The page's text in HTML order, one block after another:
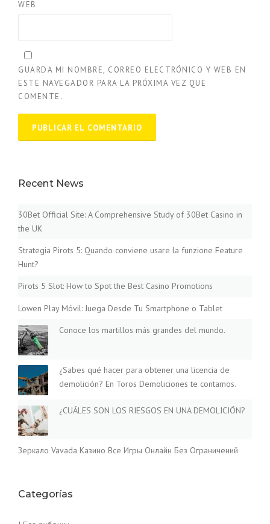
WEB
GUARDA MI NOMBRE, CORREO ELECTRÓNICO Y WEB EN
ESTE NAVEGADOR PARA LA PRÓXIMA VEZ QUE
COMENTE.
Recent News
30Bet Official Site: A Comprehensive Study of 30Bet Casino in
the UK
Strategia Pirots 5: Quando conviene usare la funzione Feature
Hunt?
Pirots 5 Slot: How to Spot the Best Casino Promotions
Lowen Play Móvil: Juega Desde Tu Smartphone o Tablet
Conoce los martillos más grandes del mundo.
¿Sabes qué hacer para obtener una licencia de
demolición? En Toros Demoliciones te contamos.
¿CUÁLES SON LOS RIESGOS EN UNA DEMOLICIÓN?
Зеркало Vavada Казино Все Игры Онлайн Без Ограничений
Categorías